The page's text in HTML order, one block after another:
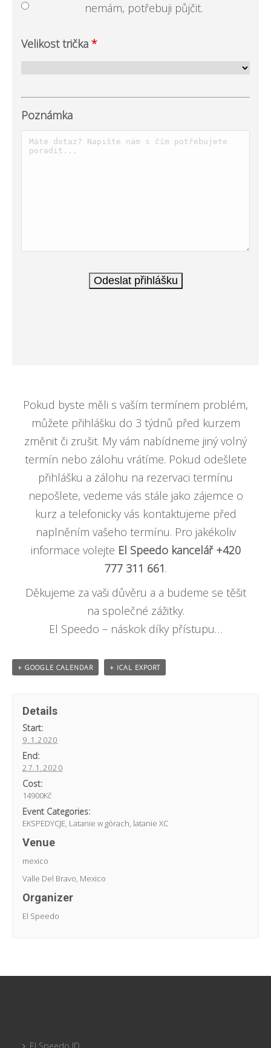
nemám, potřebuji půjčit.
Velikost trička *
Poznámka
Pokud byste měli s vaším termínem problém,
můžete přihlášku do 3 týdnů před kurzem
změnit či zrušit. My vám nabídneme jiný volný
termín nebo zálohu vrátíme. Pokud odešlete
přihlášku a zálohu na rezervaci termínu
nepošlete, vedeme vás stále jako zájemce o
kurz a telefonicky vás kontaktujeme před
naplněním vašeho termínu. Pro jakékoliv
informace volejte El Speedo kancelář +420
777 311 661.
Děkujeme za vaši důvěru a a budeme se těšit
na společné zážitky.
El Speedo – náskok díky přístupu…
+ GOOGLE CALENDAR + ICAL EXPORT
Details
Start:
9.1.2020
End:
27.1.2020
Cost:
14900Kč
Event Categories:
EKSPEDYCJE, Latanie w górach, latanie XC
Venue
mexico
Valle Del Bravo, Mexico
Organizer
El Speedo